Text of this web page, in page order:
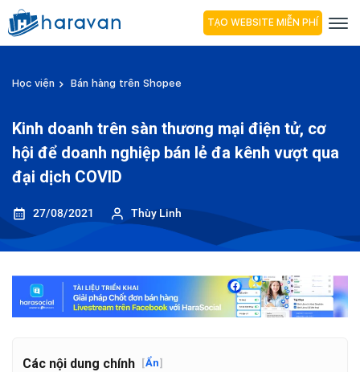
TẠO WEBSITE MIỄN PHÍ
Học viện Bán hàng trên Shopee
Kinh doanh trên sàn thương mại điện tử, cơ
hội để doanh nghiệp bán lẻ đa kênh vượt qua
đại dịch COVID
27/08/2021 Thùy Linh
Các nội dung chính [Ẩn]